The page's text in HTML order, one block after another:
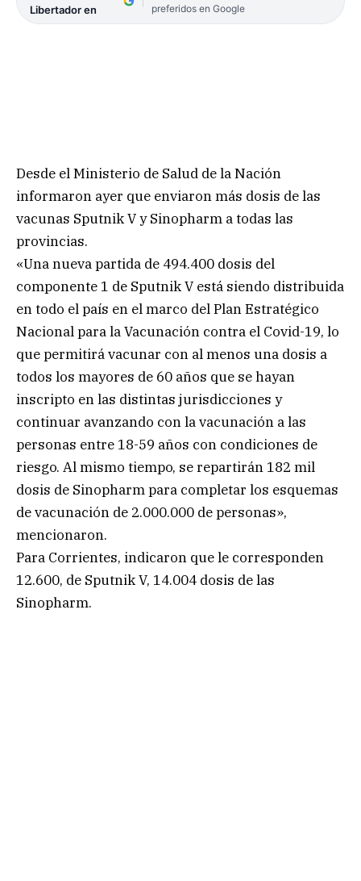
Libertador en
preferidos en Google
Desde el Ministerio de Salud de la Nación
informaron ayer que enviaron más dosis de las
vacunas Sputnik V y Sinopharm a todas las
provincias.
«Una nueva partida de 494.400 dosis del
componente 1 de Sputnik V está siendo distribuida
en todo el país en el marco del Plan Estratégico
Nacional para la Vacunación contra el Covid-19, lo
que permitirá vacunar con al menos una dosis a
todos los mayores de 60 años que se hayan
inscripto en las distintas jurisdicciones y
continuar avanzando con la vacunación a las
personas entre 18-59 años con condiciones de
riesgo. Al mismo tiempo, se repartirán 182 mil
dosis de Sinopharm para completar los esquemas
de vacunación de 2.000.000 de personas»,
mencionaron.
Para Corrientes, indicaron que le corresponden
12.600, de Sputnik V, 14.004 dosis de las
Sinopharm.